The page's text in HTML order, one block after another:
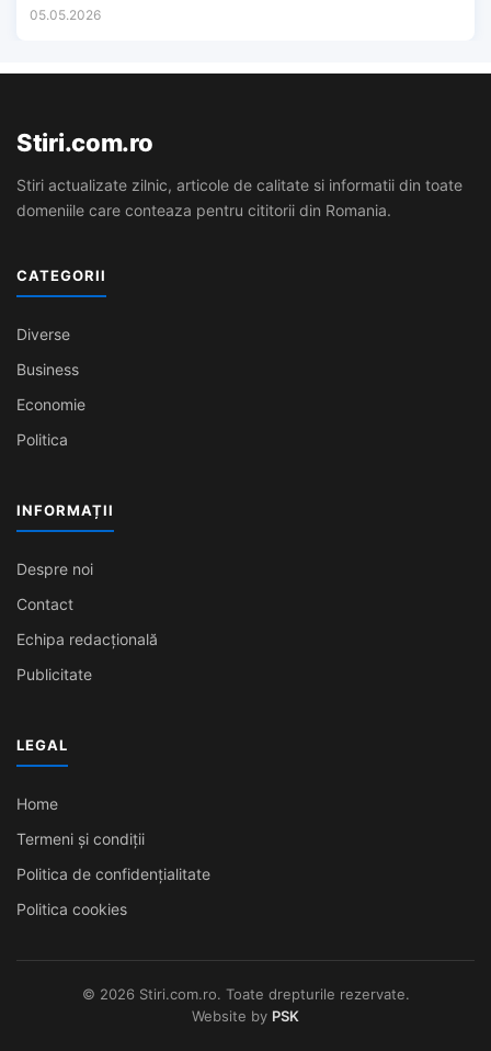
05.05.2026
Stiri.com.ro
Stiri actualizate zilnic, articole de calitate si informatii din toate
domeniile care conteaza pentru cititorii din Romania.
CATEGORII
Diverse
Business
Economie
Politica
INFORMAȚII
Despre noi
Contact
Echipa redacțională
Publicitate
LEGAL
Home
Termeni și condiții
Politica de confidențialitate
Politica cookies
© 2026 Stiri.com.ro. Toate drepturile rezervate.
Website by PSK